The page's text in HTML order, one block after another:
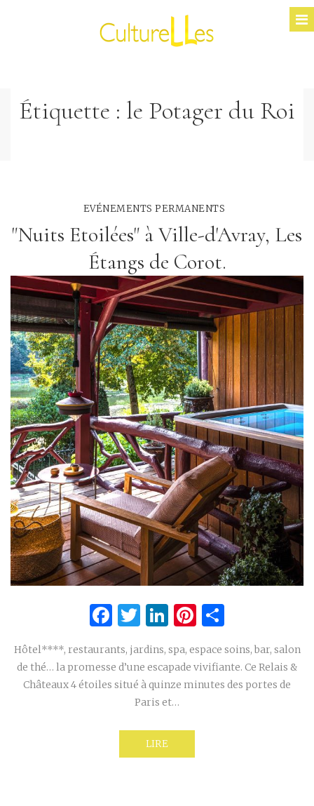
Étiquette : le Potager du Roi
EVÉNEMENTS PERMANENTS
"Nuits Etoilées" à Ville-d'Avray, Les
Étangs de Corot.
Facebook
Twitter
LinkedIn
Pinterest
Hôtel****, restaurants, jardins, spa, espace soins, bar, salon
de thé… la promesse d’une escapade vivifiante. Ce Relais &
Châteaux 4 étoiles situé à quinze minutes des portes de
Paris et…
LIRE